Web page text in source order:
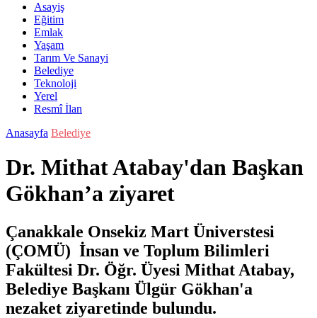
Asayiş
Eğitim
Emlak
Yaşam
Tarım Ve Sanayi
Belediye
Teknoloji
Yerel
Resmî İlan
Anasayfa Belediye
Dr. Mithat Atabay'dan Başkan
Gökhan’a ziyaret
Çanakkale Onsekiz Mart Üniverstesi
(ÇOMÜ) İnsan ve Toplum Bilimleri
Fakültesi Dr. Öğr. Üyesi Mithat Atabay,
Belediye Başkanı Ülgür Gökhan'a
nezaket ziyaretinde bulundu.